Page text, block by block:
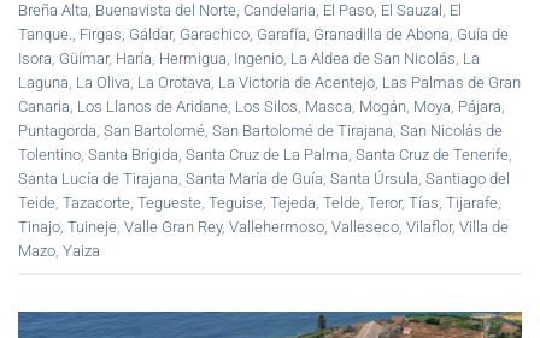
Breña Alta, Buenavista del Norte, Candelaria, El Paso, El Sauzal , El
Tanque., Firgas, Gáldar, Garachico, Garafía, Granadilla de Abona, Guía de
Isora, Güímar, Haría, Hermigua, Ingenio, La Aldea de San Nicolás, La
Laguna, La Oliva, La Orotava, La Victoria de Acentejo, Las Palmas de Gran
Canaria, Los Llanos de Aridane, Los Silos, Masca, Mogán, Moya, Pájara,
Puntagorda, San Bartolomé, San Bartolomé de Tirajana, San Nicolás de
Tolentino, Santa Brígida, Santa Cruz de La Palma, Santa Cruz de Tenerife,
Santa Lucía de Tirajana, Santa María de Guía, Santa Úrsula, Santiago del
Teide, Tazacorte, Tegueste, Teguise, Tejeda, Telde, Teror, Tías, Tijarafe,
Tinajo, Tuineje, Valle Gran Rey, Vallehermoso, Valleseco, Vilaflor, Villa de
Mazo, Yaiza